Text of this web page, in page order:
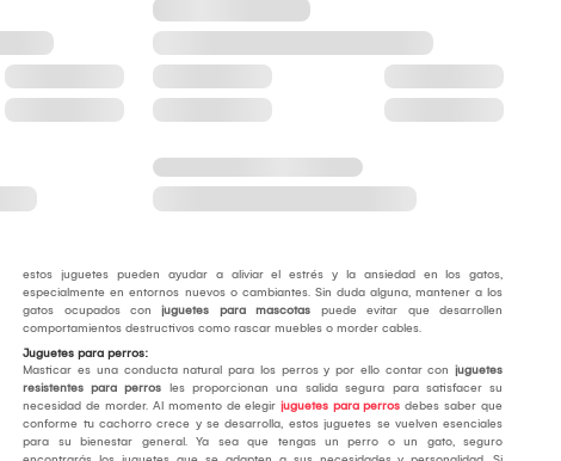
estos juguetes pueden ayudar a aliviar el estrés y la ansiedad en los gatos,
especialmente en entornos nuevos o cambiantes. Sin duda alguna, mantener a los
gatos ocupados conjuguetes para mascotas puede evitar que desarrollen
comportamientos destructivos como rascar muebles o morder cables.
Juguetes para perros:
Masticar es una conducta natural para los perros y por ello contar con juguetes
resistentes para perros les proporcionan una salida segura para satisfacer su
necesidad de morder. Al momento de elegirjuguetes para perros debes saber que
conforme tu cachorro crece y se desarrolla, estos juguetes se vuelven esenciales
para su bienestar general. Ya sea que tengas un perro o un gato, seguro